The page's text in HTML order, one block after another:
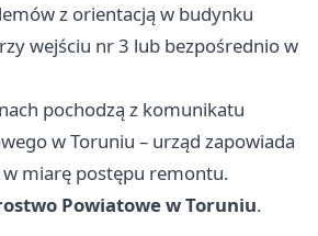
z orientacją w budynku
wejściu nr 3 lub bezpośrednio w
pochodzą z komunikatu
w Toruniu – urząd zapowiada
w miarę postępu remontu.
Powiatowe w Toruniu.